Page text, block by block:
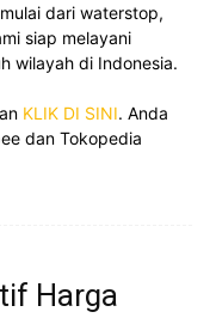
dari waterstop,
siap melayani
wilayah di Indonesia.
KLIK DI SINI. Anda
dan Tokopedia
Harga